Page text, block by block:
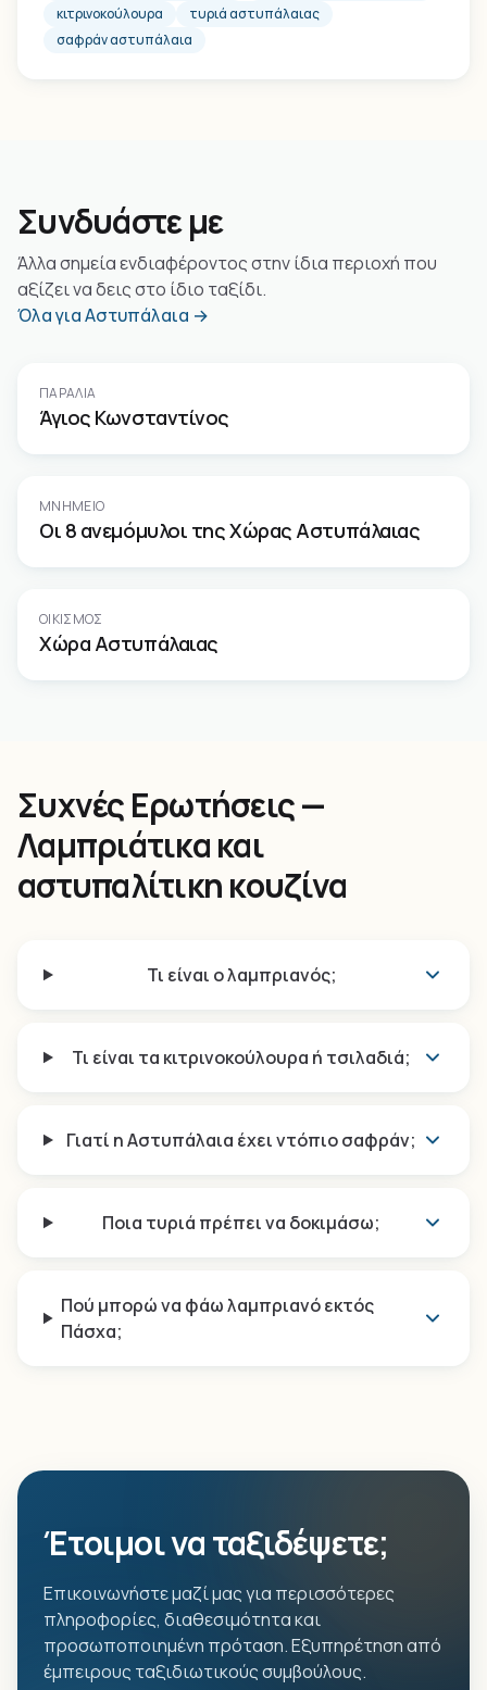
κιτρινοκούλουρα
τυριά αστυπάλαιας
σαφράν αστυπάλαια
Συνδυάστε με
Άλλα σημεία ενδιαφέροντος στην ίδια περιοχή που
αξίζει να δεις στο ίδιο ταξίδι.
Όλα για Αστυπάλαια →
ΠΑΡΑΛΊΑ
Άγιος Κωνσταντίνος
ΜΝΗΜΕΊΟ
Οι 8 ανεμόμυλοι της Χώρας Αστυπάλαιας
ΟΙΚΙΣΜΌΣ
Χώρα Αστυπάλαιας
Συχνές Ερωτήσεις —
Λαμπριάτικα και
αστυπαλίτικη κουζίνα
Τι είναι ο λαμπριανός;
Τι είναι τα κιτρινοκούλουρα ή τσιλαδιά;
Γιατί η Αστυπάλαια έχει ντόπιο σαφράν;
Ποια τυριά πρέπει να δοκιμάσω;
Πού μπορώ να φάω λαμπριανό εκτός
Πάσχα;
Έτοιμοι να ταξιδέψετε;
Επικοινωνήστε μαζί μας για περισσότερες
πληροφορίες, διαθεσιμότητα και
προσωποποιημένη πρόταση. Εξυπηρέτηση από
έμπειρους ταξιδιωτικούς συμβούλους.